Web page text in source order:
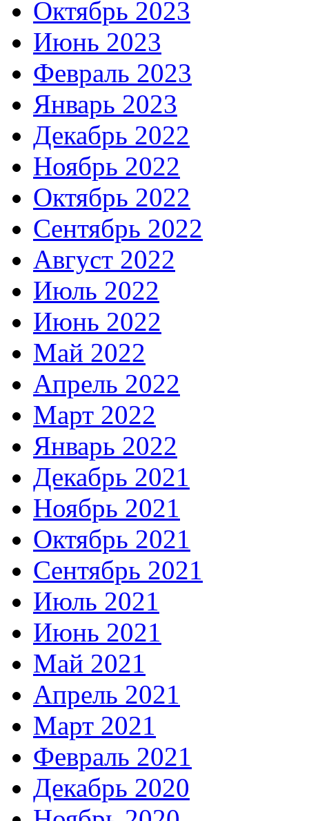
Октябрь 2023
Июнь 2023
Февраль 2023
Январь 2023
Декабрь 2022
Ноябрь 2022
Октябрь 2022
Сентябрь 2022
Август 2022
Июль 2022
Июнь 2022
Май 2022
Апрель 2022
Март 2022
Январь 2022
Декабрь 2021
Ноябрь 2021
Октябрь 2021
Сентябрь 2021
Июль 2021
Июнь 2021
Май 2021
Апрель 2021
Март 2021
Февраль 2021
Декабрь 2020